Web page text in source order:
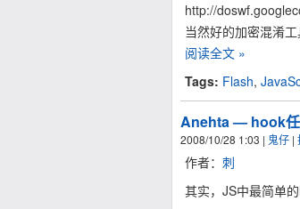
http://
当然好的加密混淆
阅读全文 »
Tags: Flash,
Anehta — hook
2008/10/28 1:03 | 鬼仔 |
作者： 刺
其实，JS中最简单